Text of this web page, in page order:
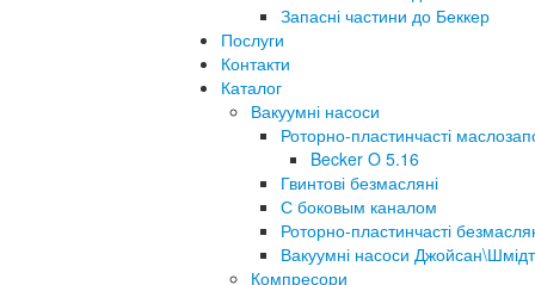
Запасні частини до Беккер
Послуги
Контакти
Каталог
Вакуумні насоси
Роторно-пластинчасті
Becker O 5.16
Гвинтові безмасляні
С боковым каналом
Роторно-пластинчасті
Вакуумні насоси Джойсан\Шмідт
Компресори